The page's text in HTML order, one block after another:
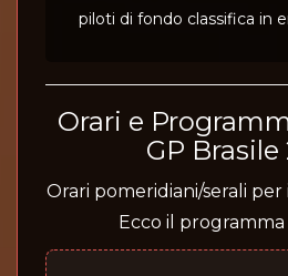
piloti di fondo classifica in
Orari e
GP Brasile
Orari pomeridiani/serali
Ecco il